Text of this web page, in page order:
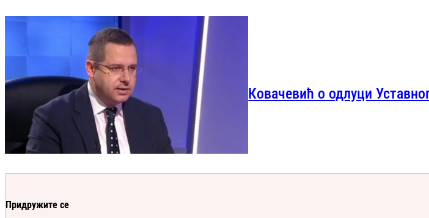
Ковачевић о одлуци
Придружите се